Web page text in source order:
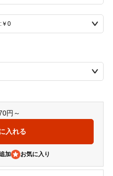
円～
加